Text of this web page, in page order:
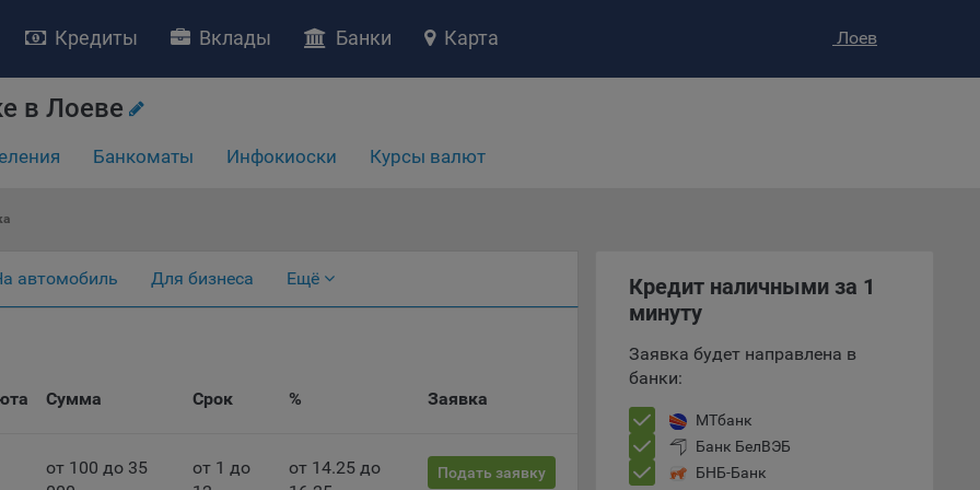
с ограниченной ответственностью «Майфин» (далее –
особое внимание защите персональных данных при их обработке и
данных, предусмотренных статьей 17 Закона Республики
Лоев
Кредиты Вклады Банки Карта
в Лоеве
Банкоматы Инфокиоски Курсы валют
автомобиль Для бизнеса Ещё
Сумма Срок % Заявка
от 100 до 35
от 1 до
от 14.25 до
Подать заявку
Кредит наличными за 1
минуту
Заявка будет направлена в
банки:
МТбанк
Банк БелВЭБ
БНБ-Банк